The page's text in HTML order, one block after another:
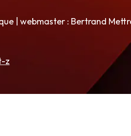
| webmaster : Bertrand
z